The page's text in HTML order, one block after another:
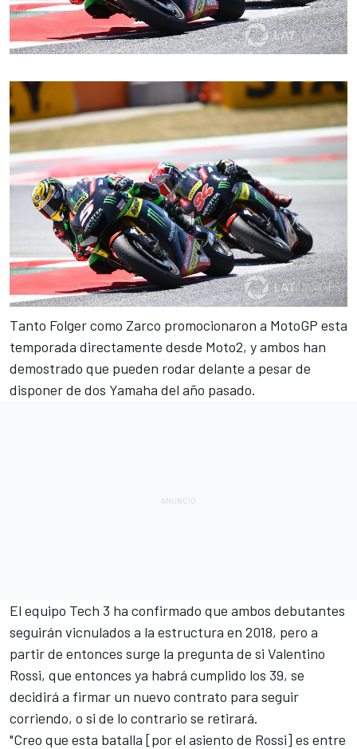
Tanto Folger como Zarco promocionaron a MotoGP esta
temporada directamente desde Moto2, y ambos han
demostrado que pueden rodar delante a pesar de
disponer de dos Yamaha del año pasado.
El equipo Tech 3 ha confirmado que ambos debutantes
seguirán vicnulados a la estructura en 2018, pero a
partir de entonces surge la pregunta de si Valentino
Rossi, que entonces ya habrá cumplido los 39, se
decidirá a firmar un nuevo contrato para seguir
corriendo, o si de lo contrario se retirará.
"Creo que esta batalla [por el asiento de Rossi] es entre